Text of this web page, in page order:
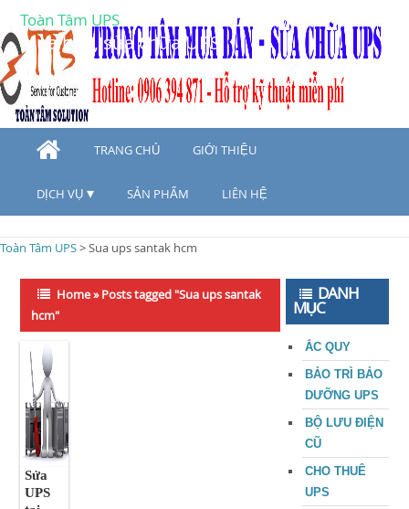
Toàn Tâm UPS
Mua bán, sửa chữa UPS
TRANG CHỦ GIỚI THIỆU
DỊCH VỤ SẢN PHẨM LIÊN HỆ
Toàn Tâm UPS>Sua ups santak hcm
Home»Posts tagged "Sua ups santak
hcm"
Sửa
UPS
DANH
MỤC
ẮC QUY
BẢO TRÌ BẢO
DƯỠNG UPS
BỘ LƯU ĐIỆN
CŨ
CHO THUÊ
UPS